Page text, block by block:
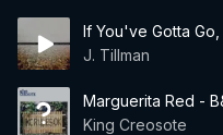
If You've Gotta
J. Tillman
Marguerita Red -
King Creosote